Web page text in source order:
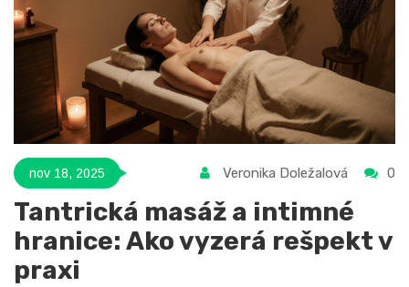
nov 18, 2025 Veronika Doležalová 0
Tantrická masáž a intimné
hranice: Ako vyzerá rešpekt v
praxi